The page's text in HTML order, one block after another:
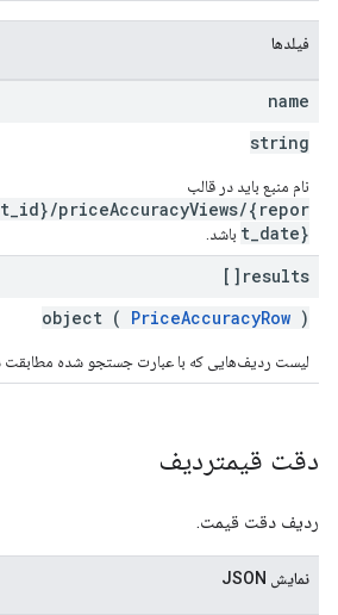
فیلدها
name
string
نام منبع باید در قالب
priceAccuracyViews/{repor
t_date} باشد.
results[]
object ( PriceAccuracyRow )
لیست ردیف‌هایی که با عبارت جستجو شده مطابقت
دقت قیمتردیف
ردیف دقت قیمت.
نمایش JSON